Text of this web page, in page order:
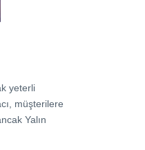
yeterli
müşterilere
Yalın